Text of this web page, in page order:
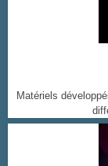
Matériels